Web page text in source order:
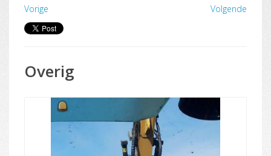
Vorige Volgende
Overig